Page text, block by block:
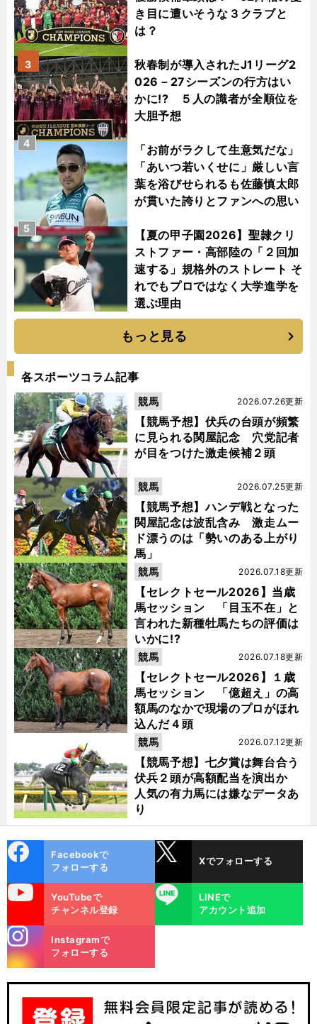
き目に遭いそうな３クラブと
は？
秋春制が導入されたJ1リーグ2
026－27シーズンの行方はい
かに!? ５人の識者が全順位を
大胆予想
3
「お前がラクして生意気だな」
「あいつ若いくせに」厳しい言
葉を浴びせられるも佐藤慎太郎
が貫いた誇りとファンへの思い
4
【夏の甲子園2026】聖隷クリ
ストファー・高部陸の「２回加
速する」規格外のストレート そ
れでもプロではなく大学進学を
選ぶ理由
5
もっと見る
各スポーツコラム記事
【競馬予想】伏兵の台頭が頻繁
に見られる関屋記念 穴党記者
が目をつけた激走候補２頭
2026.07.26更新
競馬
【競馬予想】ハンデ戦となった
関屋記念は波乱含み 激走ムー
ド漂うのは「勢いのある上がり
馬」
2026.07.25更新
競馬
【セレクトセール2026】当歳
馬セッション 「目玉不在」と
言われた新種牡馬たちの評価は
いかに!?
2026.07.18更新
競馬
【セレクトセール2026】１歳
馬セッション 「億超え」の高
額馬のなかで現場のプロがほれ
込んだ４頭
2026.07.18更新
競馬
【競馬予想】七夕賞は舞台合う
伏兵２頭が高額配当を演出か
人気の有力馬には嫌なデータあ
り
2026.07.12更新
競馬
ok
Facebookで
フォローする
Xでフォローする
YouTubeで
チャンネル登録
LINE
LINEで
アカウント追加
m
Instagramで
フォローする